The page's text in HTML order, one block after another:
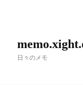
日々のメモ